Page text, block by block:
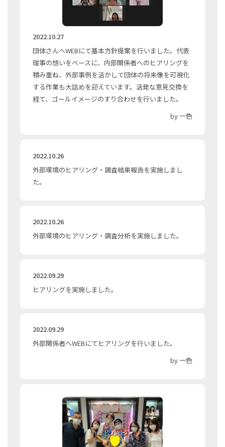
2022.10.27
団体さんへWEBにて基本方針提案を行いました。代表
理事の想いをベースに、内部関係者へのヒアリングを
積み重ね、外部事例を活かして団体の将来像を可視化
する作業も大詰めを迎えています。活発な意見交換を
経て、ゴールイメージのすり合わせを行いました。
by 一色
2022.10.26
外部環境のヒアリング・調査結果報告を実施しまし
た。
2022.10.26
外部環境のヒアリング・調査分析を実施しました。
2022.09.29
ヒアリングを実施しました。
2022.09.29
外部関係者へWEBにてヒアリングを行いました。
by 一色